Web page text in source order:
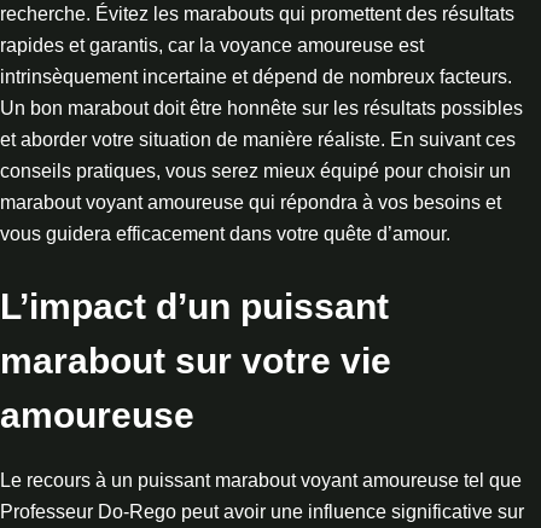
recherche. Évitez les marabouts qui promettent des résultats
rapides et garantis, car la voyance amoureuse est
intrinsèquement incertaine et dépend de nombreux facteurs.
Un bon marabout doit être honnête sur les résultats possibles
et aborder votre situation de manière réaliste. En suivant ces
conseils pratiques, vous serez mieux équipé pour choisir un
marabout voyant amoureuse qui répondra à vos besoins et
vous guidera efficacement dans votre quête d’amour.
L’impact d’un puissant
marabout sur votre vie
amoureuse
Le recours à un puissant marabout voyant amoureuse tel que
Professeur Do-Rego peut avoir une influence significative sur